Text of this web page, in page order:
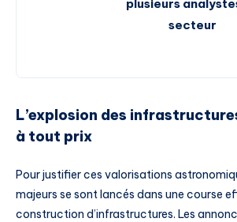
plusieurs
secteur
L’explosion des
à tout prix
Pour justifier ces valorisations
majeurs se sont lancés dans une course
construction d’infrastructures. Les